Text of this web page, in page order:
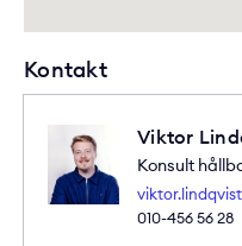
Kontakt
Viktor
Konsult
010-456 56 28